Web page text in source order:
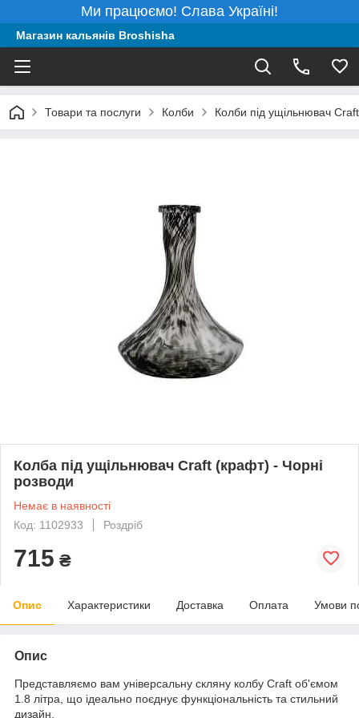
Ми працюємо! Слава Україні!
Магазин кальянів Broshisha
Товари та послуги Колби Колби під ущільнювач Craft
Колба під ущільнювач Craft (крафт) - Чорні
розводи
Немає в наявності
Код: 1102933
Роздріб
715 ₴
Опис Характеристики Доставка Оплата Умови
Опис
Представляємо вам універсальну скляну колбу Craft об'ємом
1.8 літра, що ідеально поєднує функціональність та стильний
дизайн.